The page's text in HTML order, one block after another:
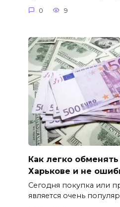
0 9
Как легко
Харькове и не
Сегодня покупка или
является очень